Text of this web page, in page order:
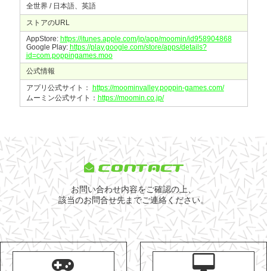
全世界 / 日本語、英語
ストアのURL
AppStore: https://itunes.apple.com/jp/app/moomin/id958904868
Google Play: https://play.google.com/store/apps/details?
id=com.poppingames.moo
公式情報
アプリ公式サイト：
https://moominvalley.poppin-games.com/
ムーミン公式サイト： https://moomin.co.jp/
CONTACT
お問い合わせ内容をご確認の上、
該当のお問合せ先までご連絡ください。